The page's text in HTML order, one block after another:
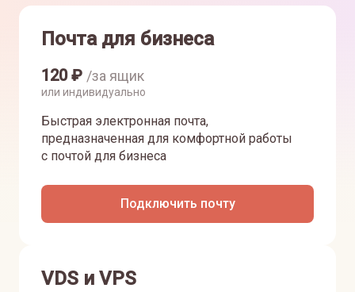
Почта для бизнеса
120₽ /за ящик
или индивидуально
Быстрая электронная почта,
предназначенная для комфортной работы
с почтой для бизнеса
Подключить почту
VDS и VPS